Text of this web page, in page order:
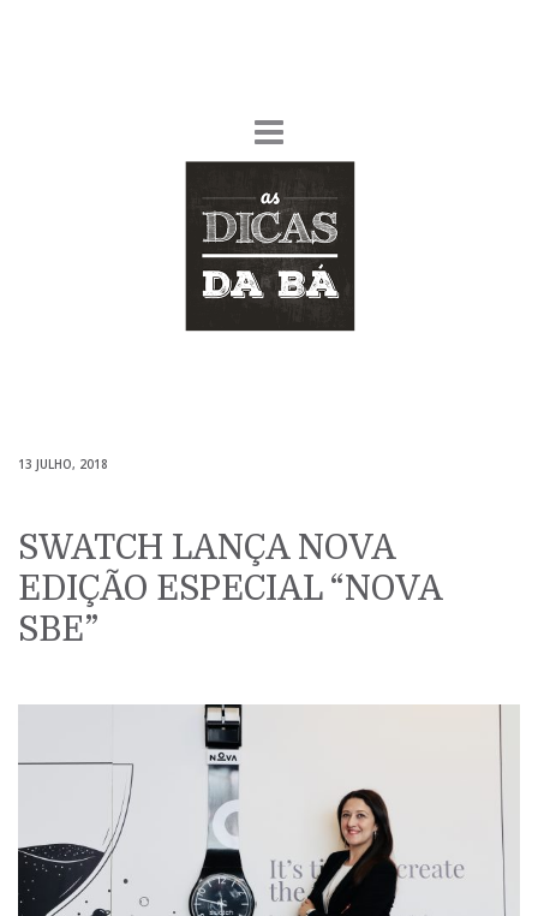
13 JULHO, 2018
SWATCH LANÇA NOVA
EDIÇÃO ESPECIAL “NOVA
SBE”